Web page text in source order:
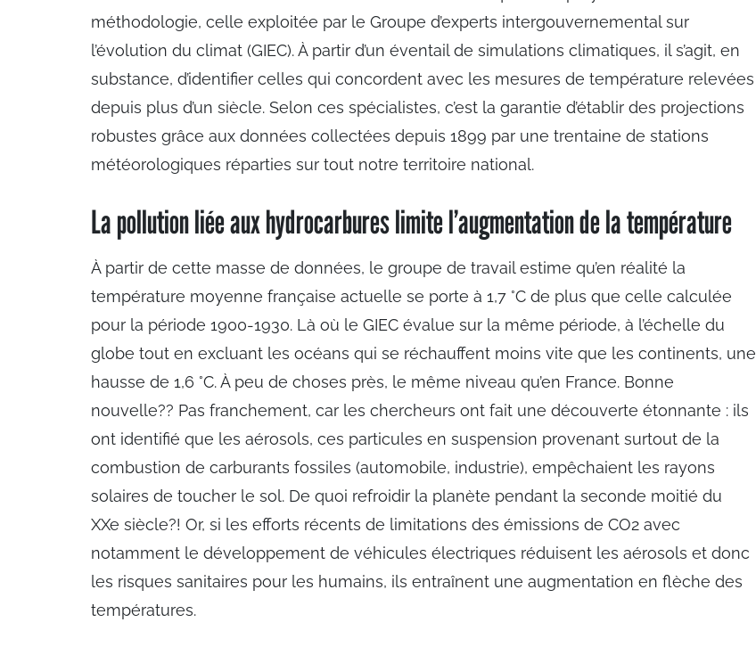
méthodologie, celle exploitée par le Groupe d’experts intergouvernemental sur
l’évolution du climat (GIEC). À partir d’un éventail de simulations climatiques, il s’agit, en
substance, d’identifier celles qui concordent avec les mesures de température relevées
depuis plus d’un siècle. Selon ces spécialistes, c’est la garantie d’établir des projections
robustes grâce aux données collectées depuis 1899 par une trentaine de stations
météorologiques réparties sur tout notre territoire national.
La pollution liée aux hydrocarbures limite l’augmentation de la température
À partir de cette masse de données, le groupe de travail estime qu’en réalité la
température moyenne française actuelle se porte à 1,7 °C de plus que celle calculée
pour la période 1900-1930. Là où le GIEC évalue sur la même période, à l’échelle du
globe tout en excluant les océans qui se réchauffent moins vite que les continents, une
hausse de 1,6 °C. À peu de choses près, le même niveau qu’en France. Bonne
nouvelle?? Pas franchement, car les chercheurs ont fait une découverte étonnante : ils
ont identifié que les aérosols, ces particules en suspension provenant surtout de la
combustion de carburants fossiles (automobile, industrie), empêchaient les rayons
solaires de toucher le sol. De quoi refroidir la planète pendant la seconde moitié du
XXe siècle?! Or, si les efforts récents de limitations des émissions de CO2 avec
notamment le développement de véhicules électriques réduisent les aérosols et donc
les risques sanitaires pour les humains, ils entraînent une augmentation en flèche des
températures.